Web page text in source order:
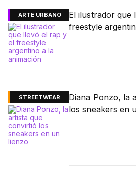
ARTE URBANO
El ilustrador que
freestyle
STREETWEAR
Diana Ponzo, la
los sneakers en